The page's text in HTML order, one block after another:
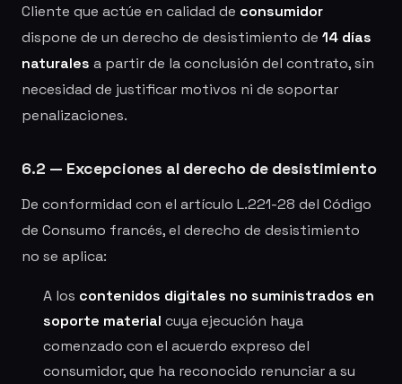
Cliente que actúe en calidad de consumidor
dispone de un derecho de desistimiento de 14 días
naturales a partir de la conclusión del contrato, sin
necesidad de justificar motivos ni de soportar
penalizaciones.
6.2 — Excepciones al derecho de desistimiento
De conformidad con el artículo L.221-28 del Código
de Consumo francés, el derecho de desistimiento
no se aplica:
A los contenidos digitales no suministrados en
soporte material cuya ejecución haya
comenzado con el acuerdo expreso del
consumidor, que ha reconocido renunciar a su